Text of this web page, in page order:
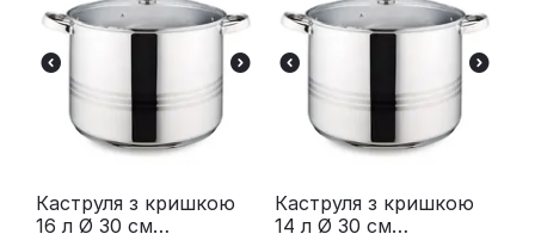
Каструля з кришкою
16 л Ø 30 см
Каструля з кришкою
14 л Ø 30 см